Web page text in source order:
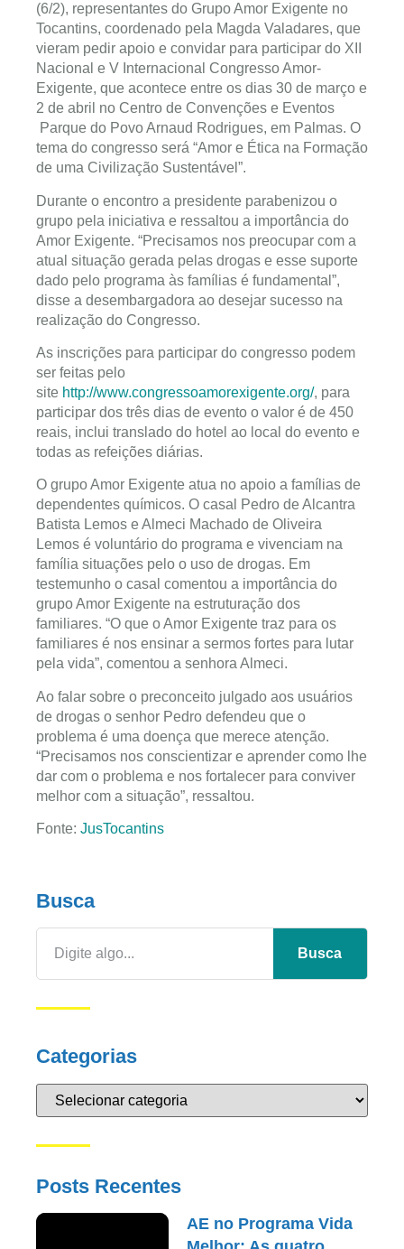
(6/2), representantes do Grupo Amor Exigente no
Tocantins, coordenado pela Magda Valadares, que
vieram pedir apoio e convidar para participar do XII
Nacional e V Internacional Congresso Amor-
Exigente, que acontece entre os dias 30 de março e
2 de abril no Centro de Convenções e Eventos
Parque do Povo Arnaud Rodrigues, em Palmas. O
tema do congresso será “Amor e Ética na Formação
de uma Civilização Sustentável”.
Durante o encontro a presidente parabenizou o
grupo pela iniciativa e ressaltou a importância do
Amor Exigente. “Precisamos nos preocupar com a
atual situação gerada pelas drogas e esse suporte
dado pelo programa às famílias é fundamental”,
disse a desembargadora ao desejar sucesso na
realização do Congresso.
As inscrições para participar do congresso podem
ser feitas pelo
site http://www.congressoamorexigente.org/, para
participar dos três dias de evento o valor é de 450
reais, inclui translado do hotel ao local do evento e
todas as refeições diárias.
O grupo Amor Exigente atua no apoio a famílias de
dependentes químicos. O casal Pedro de Alcantra
Batista Lemos e Almeci Machado de Oliveira
Lemos é voluntário do programa e vivenciam na
família situações pelo o uso de drogas. Em
testemunho o casal comentou a importância do
grupo Amor Exigente na estruturação dos
familiares. “O que o Amor Exigente traz para os
familiares é nos ensinar a sermos fortes para lutar
pela vida”, comentou a senhora Almeci.
Ao falar sobre o preconceito julgado aos usuários
de drogas o senhor Pedro defendeu que o
problema é uma doença que merece atenção.
“Precisamos nos conscientizar e aprender como lhe
dar com o problema e nos fortalecer para conviver
melhor com a situação”, ressaltou.
Fonte: JusTocantins
Busca
Busca
Categorias
Posts Recentes
AE no Programa Vida